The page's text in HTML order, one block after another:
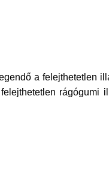
a felejthetetlen